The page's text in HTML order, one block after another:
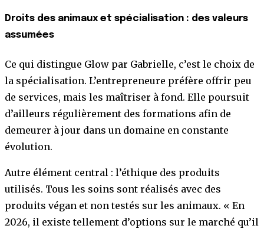
Droits des animaux et spécialisation : des valeurs
assumées
Ce qui distingue Glow par Gabrielle, c’est le choix de
la spécialisation. L’entrepreneure préfère offrir peu
de services, mais les maîtriser à fond. Elle poursuit
d’ailleurs régulièrement des formations afin de
demeurer à jour dans un domaine en constante
évolution.
Autre élément central : l’éthique des produits
utilisés. Tous les soins sont réalisés avec des
produits végan et non testés sur les animaux. « En
2026, il existe tellement d’options sur le marché qu’il